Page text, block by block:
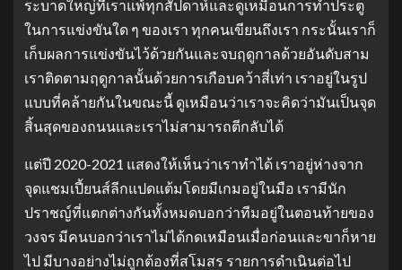
ระบาดใหญ่ที่เราแพ้ทุกสัปดาห์และดูเหมือนการทําประตู
ในการแข่งขันใด ๆ ของเรา ทุกคนเขียนถึงเรา กระนั้นเราก็
เก็บผลการแข่งขันไว้ด้วยกันและจบฤดูกาลด้วยอันดับสาม
เราติดตามฤดูกาลนั้นด้วยการเกือบคว้าสี่เท่า เราอยู่ในรูป
แบบที่คล้ายกันในขณะนี้ ดูเหมือนว่าเราจะคิดว่ามันเป็นจุด
สิ้นสุดของถนนและเราไม่สามารถตีกลับได้
แต่ปี 2020-2021 แสดงให้เห็นว่าเราทําได้ เราอยู่ห่างจาก
จุดแชมเปี้ยนส์ลีกแปดแต้มโดยมีเกมอยู่ในมือ เรามีนัก
ปราชญ์ที่แตกต่างกันทั้งหมดบอกว่าทีมอยู่ในตอนท้ายของ
วงจร มีคนบอกว่าเราไม่ได้กดเหมือนเมื่อก่อนและขาก็หาย
ไป มีบางอย่างไม่ถูกต้องที่สโมสร รายการดําเนินต่อไป